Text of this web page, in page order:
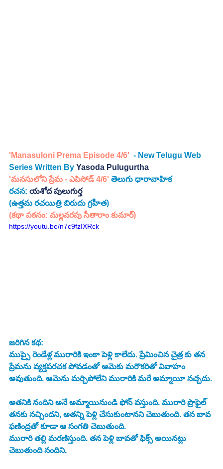
'Manasuloni Prema Episode 4/6' - New Telugu Web
Series Written By Yasoda Pulugurtha
'మనసులోని ప్రేమ - ఎపిసోడ్ 4/6' తెలుగు ధారావాహిక
రచన: యశోద పులుగుర్త
(ఉత్తమ రచయిత్రి బిరుదు గ్రహీత)
(కథా పఠనం: మల్లవరపు సీతారాం కుమార్)
https://youtu.be/n7c9fzIXRck
జరిగిన కథ:
ముప్పై రెండేళ్ల మురారికి ఇంకా పెళ్లి కాలేదు. ప్రేమించిన చైత్ర కు తన
ప్రేమను వ్యక్తపరచక పోవడంతో ఆమెకు మరొకరితో వివాహం
అవుతుంది. ఆమెను మర్చిపోలేని మురారికి మరే అమ్మాయీ నచ్చదు.
అతనికి నందిని అనే అమ్మాయినుండి ఫోన్ వస్తుంది. మురారి ప్రొఫైల్
తనకు నచ్చిందని, అతన్ని పెళ్లి చేసుకుంటానని చెబుతుంది. తన బావ
ఫణింద్రతో కూడా ఆ సంగతి చెబుతుంది.
మురారి తల్లి మరణిస్తుంది. తన పెళ్లి బావతో ఫిక్స్ అయినట్లు
చెబుతుంది నందిని.